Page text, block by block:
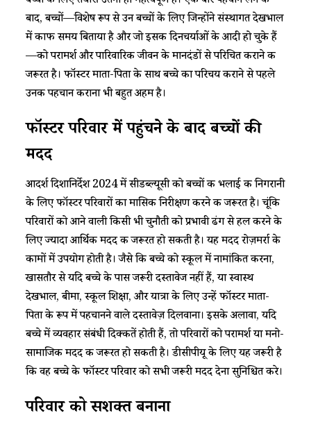
बाद, बच्चों—विशेष रूप से उन बच्चों के लिए जिन्होंने संस्थागत देखभाल
में काफी समय बिताया है और जो इसकी दिनचर्याओं के आदी हो चुके हैं
—को परामर्श और पारिवारिक जीवन के मानदंडों से परिचित कराने की
जरूरत है। फॉस्टर माता-पिता के साथ बच्चे का परिचय कराने से पहले
उनकी पहचान कराना भी बहुत अहम है।
फॉस्टर परिवार में पहुंचने के बाद बच्चों की
मदद
आदर्श दिशानिर्देश 2024 में सीडब्ल्यूसी को बच्चों की भलाई की निगरानी
के लिए फॉस्टर परिवारों का मासिक निरीक्षण करने की जरूरत है। चूंकि
परिवारों को आने वाली किसी भी चुनौती को प्रभावी ढंग से हल करने के
लिए ज्यादा आर्थिक मदद की जरूरत हो सकती है। यह मदद रोज़मर्रा के
कामों में उपयोग होती है। जैसे कि बच्चे को स्कूल में नामांकित करना,
खासतौर से यदि बच्चे के पास जरूरी दस्तावेज नहीं हैं, या स्वास्थ
देखभाल, बीमा, स्कूल शिक्षा, और यात्रा के लिए उन्हें फॉस्टर माता-
पिता के रूप में पहचानने वाले दस्तावेज़ दिलवाना। इसके अलावा, यदि
बच्चे में व्यवहार संबंधी दिक्कतें होती हैं, तो परिवारों को परामर्श या मनो-
सामाजिक मदद की जरूरत हो सकती है। डीसीपीयू के लिए यह जरूरी है
कि वह बच्चे के फॉस्टर परिवार को सभी जरूरी मदद देना सुनिश्चित करे।
परिवार को सशक्त बनाना